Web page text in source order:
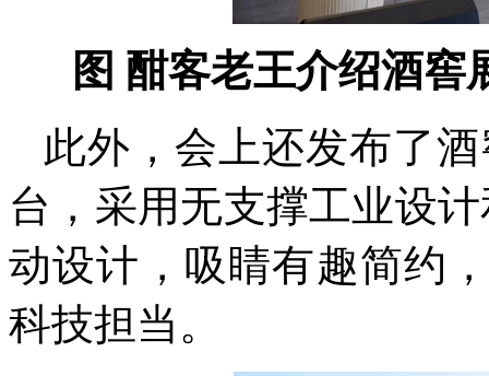
图 酣客老王介绍酒
此外，会上还发布了
台，采用无支撑工业设
动设计，吸睛有趣简约
科技担当。